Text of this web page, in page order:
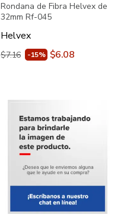
Rondana de Fibra Helvex de
32mm Rf-045
Helvex
$7.16 -15% $6.08